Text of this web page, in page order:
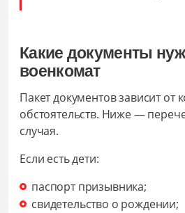
Какие документы
военкомат
Пакет документов зависит от
обстоятельств. Ниже —
случая.
Если есть дети:
паспорт призывника;
свидетельство о рождении;